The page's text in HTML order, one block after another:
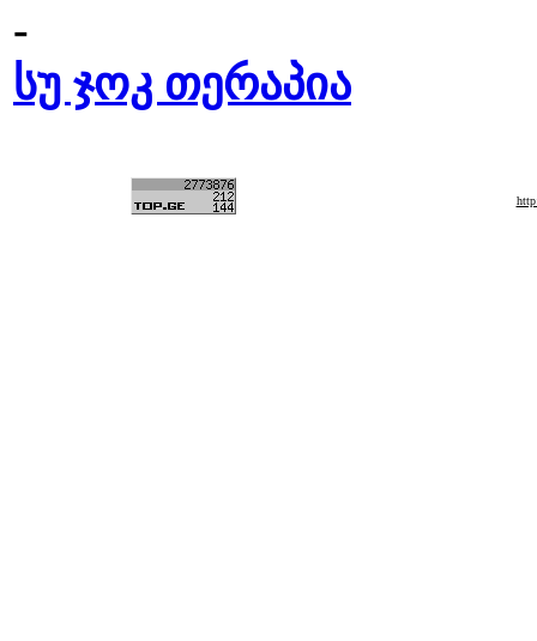
-
სუ ჯოკ თერაპია